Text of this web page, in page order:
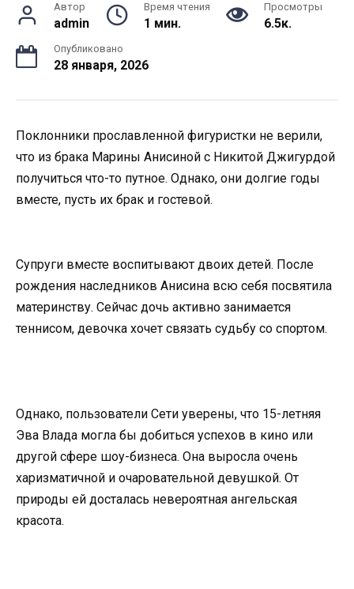
Автор
admin
Время чтения
1 мин.
Просмотры
6.5к.
Опубликовано
28 января, 2026
Поклонники прославленной фигуристки не верили,
что из брака Марины Анисиной с Никитой Джигурдой
получиться что-то путное. Однако, они долгие годы
вместе, пусть их брак и гостевой.
Супруги вместе воспитывают двоих детей. После
рождения наследников Анисина всю себя посвятила
материнству. Сейчас дочь активно занимается
теннисом, девочка хочет связать судьбу со спортом.
Однако, пользователи Сети уверены, что 15-летняя
Эва Влада могла бы добиться успехов в кино или
другой сфере шоу-бизнеса. Она выросла очень
харизматичной и очаровательной девушкой. От
природы ей досталась невероятная ангельская
красота.